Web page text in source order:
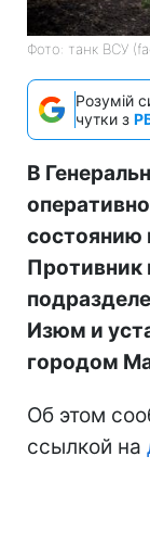
Фото: танк ВСУ
Розумій
чутки з
В
состоянию
Противник
Изюм и
городом
Об этом
ссылкой на